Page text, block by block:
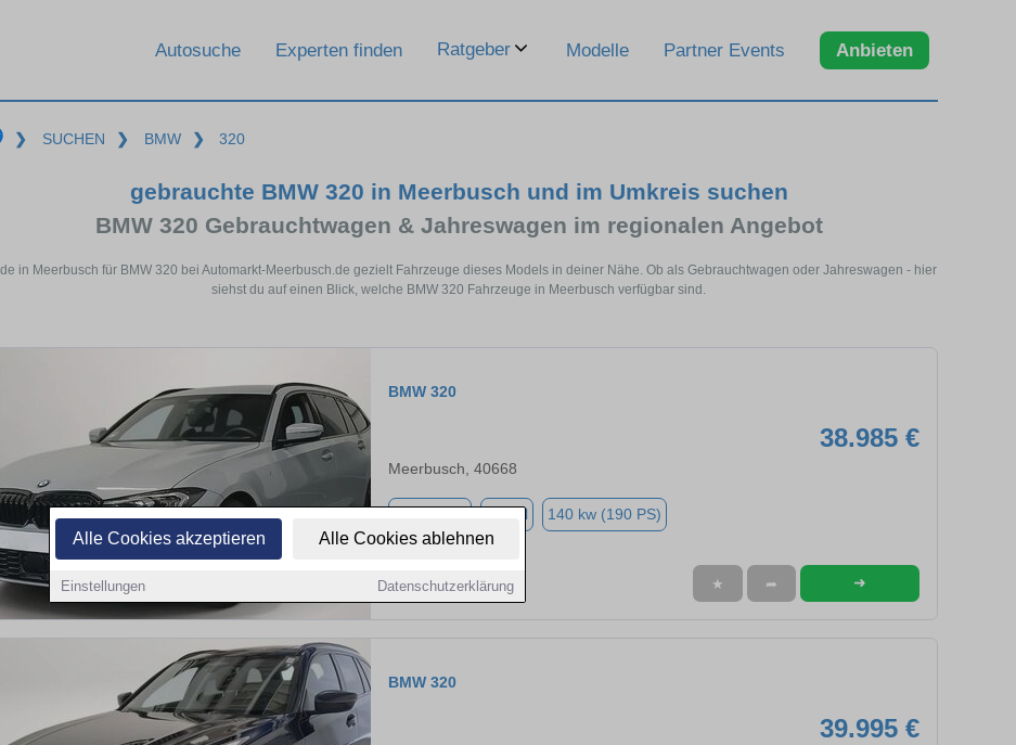
Alle Cookies akzeptieren Alle Cookies ablehnen
Einstellungen Datenschutzerklärung
Autosuche Experten finden Ratgeber Modelle Partner Events Anbieten
❯ SUCHEN ❯ BMW ❯ 320
gebrauchte BMW 320 in Meerbusch und im Umkreis suchen
BMW 320 Gebrauchtwagen & Jahreswagen im regionalen Angebot
in Meerbusch für BMW 320 bei Automarkt-Meerbusch.de gezielt Fahrzeuge dieses Models in deiner Nähe. Ob als Gebrauchtwagen oder Jahreswagen - hier
siehst du auf einen Blick, welche BMW 320 Fahrzeuge in Meerbusch verfügbar sind.
BMW 320
38.985 €
Meerbusch, 40668
Diesel 140 kw (190 PS)
★ ➦ ➜
BMW 320
39.995 €